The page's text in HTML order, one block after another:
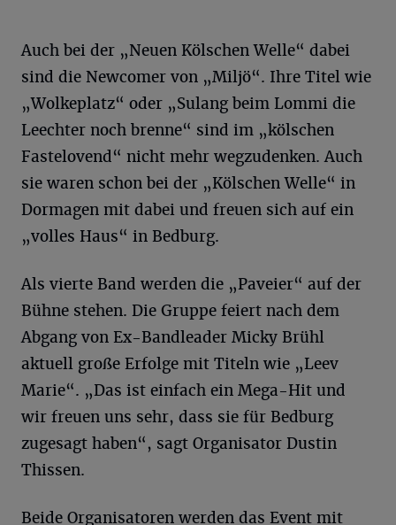
Auch bei der „Neuen Kölschen Welle“ dabei
sind die Newcomer von „Miljö“. Ihre Titel wie
„Wolkeplatz“ oder „Sulang beim Lommi die
Leechter noch brenne“ sind im „kölschen
Fastelovend“ nicht mehr wegzudenken. Auch
sie waren schon bei der „Kölschen Welle“ in
Dormagen mit dabei und freuen sich auf ein
„volles Haus“ in Bedburg.
Als vierte Band werden die „Paveier“ auf der
Bühne stehen. Die Gruppe feiert nach dem
Abgang von Ex-Bandleader Micky Brühl
aktuell große Erfolge mit Titeln wie „Leev
Marie“. „Das ist einfach ein Mega-Hit und
wir freuen uns sehr, dass sie für Bedburg
zugesagt haben“, sagt Organisator Dustin
Thissen.
Beide Organisatoren werden das Event mit